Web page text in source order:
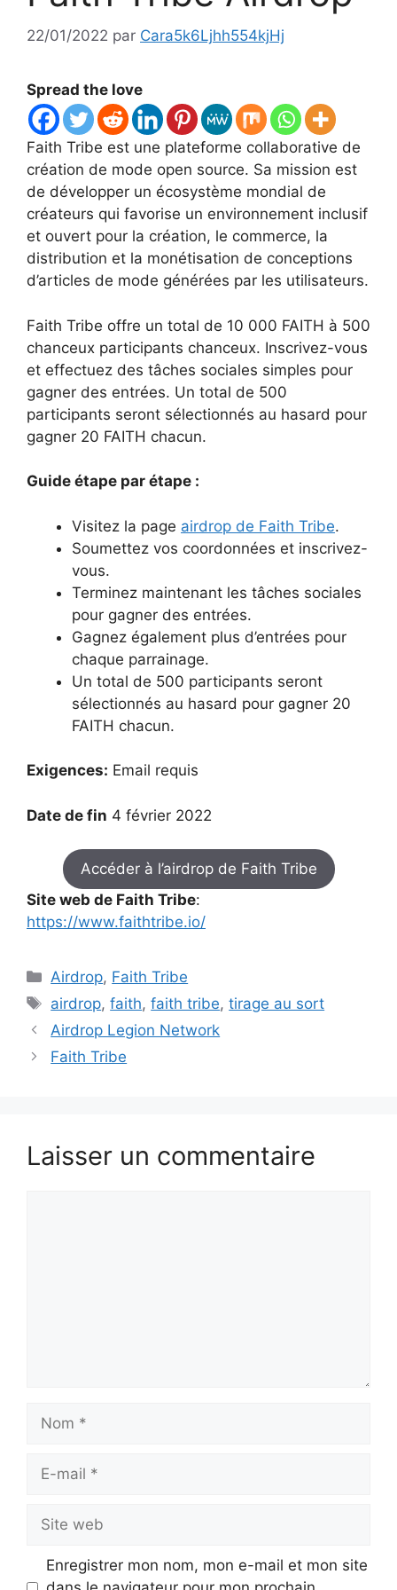
22/01/2022 par Cara5k6Ljhh554kjHj
Spread the love
Faith Tribe est une plateforme collaborative de
création de mode open source. Sa mission est
de développer un écosystème mondial de
créateurs qui favorise un environnement inclusif
et ouvert pour la création, le commerce, la
distribution et la monétisation de conceptions
d’articles de mode générées par les utilisateurs.
Faith Tribe offre un total de 10 000 FAITH à 500
chanceux participants chanceux. Inscrivez-vous
et effectuez des tâches sociales simples pour
gagner des entrées. Un total de 500
participants seront sélectionnés au hasard pour
gagner 20 FAITH chacun.
Guide étape par étape :
Visitez la page airdrop de Faith Tribe.
Soumettez vos coordonnées et inscrivez-
vous.
Terminez maintenant les tâches sociales
pour gagner des entrées.
Gagnez également plus d’entrées pour
chaque parrainage.
Un total de 500 participants seront
sélectionnés au hasard pour gagner 20
FAITH chacun.
Exigences: Email requis
Date de fin 4 février 2022
Accéder à l’airdrop de Faith Tribe
Site web de Faith Tribe:
https://www.faithtribe.io/
Catégories
Airdrop, Faith Tribe
Étiquettes
airdrop,faith,faith tribe,tirage au sort
Airdrop Legion Network
Faith Tribe
Laisser un commentaire
Nom
Site
web
Enregistrer mon nom, mon e-mail et mon site